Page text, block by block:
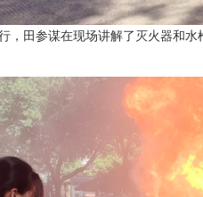
，田参谋在现场讲解了灭火器和